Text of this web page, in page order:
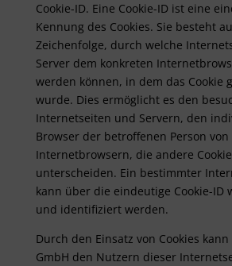
Cookie-ID. Eine Cookie-ID ist eine
Kennung des Cookies. Sie besteht
Zeichenfolge, durch welche
Server dem konkreten
werden können, in dem das Cookie
wurde. Dies ermöglicht es den
Internetseiten und Servern, den
Browser der betroffenen Person
Internetbrowsern, die andere
unterscheiden. Ein bestimmter
kann über die eindeutige Cookie-ID
und identifiziert werden.
Durch den Einsatz von Cookies
GmbH den Nutzern dieser